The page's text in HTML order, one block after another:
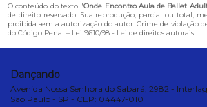
O conteúdo do texto "Onde Encontro Aula de Ballet
de direito reservado. Sua reprodução, parcial ou total,
proibida sem a autorização do autor. Crime de violação
do Código Penal – Lei 9610/98 - Lei de direitos autorais.
Dançando
Avenida Nossa Senhora do Sabará, 2982 -
São Paulo - SP - CEP: 04447-010